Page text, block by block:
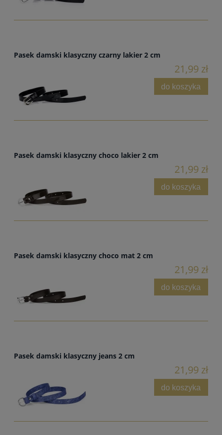
Pasek damski klasyczny czarny lakier 2 cm
21,99 zł
do koszyka
Pasek damski klasyczny choco lakier 2 cm
21,99 zł
do koszyka
Pasek damski klasyczny choco mat 2 cm
21,99 zł
do koszyka
Pasek damski klasyczny jeans 2 cm
21,99 zł
do koszyka